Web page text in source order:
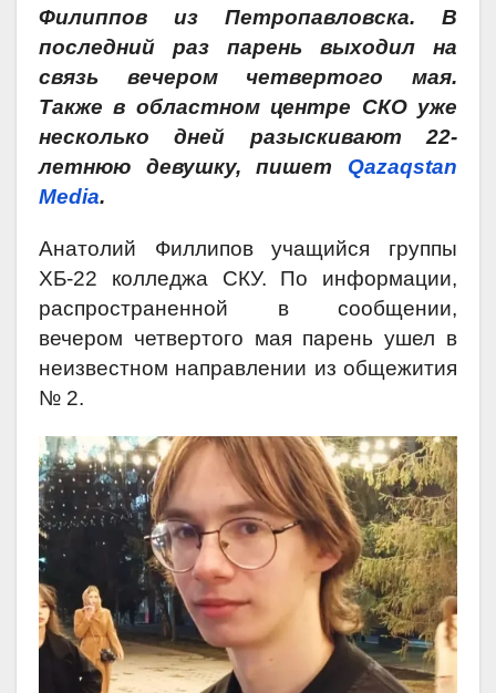
Филиппов из Петропавловска. В
последний раз парень выходил на
связь вечером четвертого мая.
Также в областном центре СКО уже
несколько дней разыскивают 22-
летнюю девушку, пишет Qazaqstan
Media.
Анатолий Филлипов учащийся группы
ХБ-22 колледжа СКУ. По информации,
распространенной в сообщении,
вечером четвертого мая парень ушел в
неизвестном направлении из общежития
№ 2.